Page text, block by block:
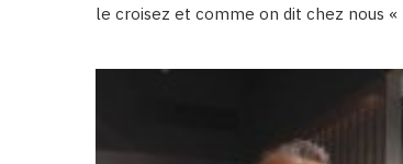
le croisez et comme on dit chez nous «